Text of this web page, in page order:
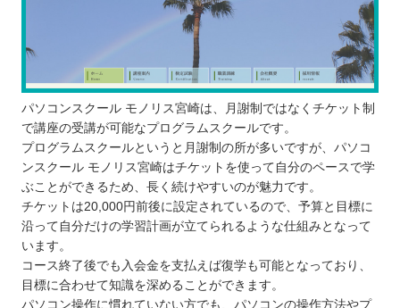
パソコンスクール モノリス宮崎は、月謝制ではなくチケット制
で講座の受講が可能なプログラムスクールです。
プログラムスクールというと月謝制の所が多いですが、パソコ
ンスクール モノリス宮崎はチケットを使って自分のペースで学
ぶことができるため、長く続けやすいのが魅力です。
チケットは20,000円前後に設定されているので、予算と目標に
沿って自分だけの学習計画が立てられるような仕組みとなって
います。
コース終了後でも入会金を支払えば復学も可能となっており、
目標に合わせて知識を深めることができます。
パソコン操作に慣れていない方でも、パソコンの操作方法やプ